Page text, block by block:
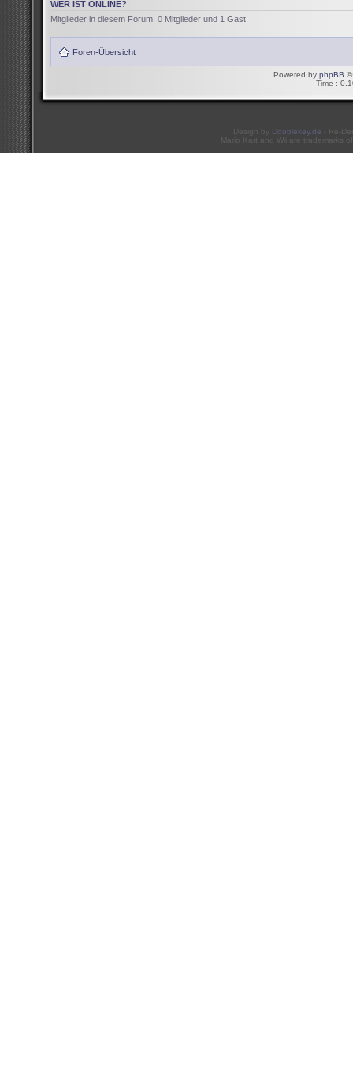
WER IST ONLINE?
Mitglieder in diesem Forum: 0 Mitglieder und 1 Gast
Foren-Übersicht
Powered by phpBB ©
Time :
Design by Doublekey.de - Re-
Mario Kart and Wii are trademarks